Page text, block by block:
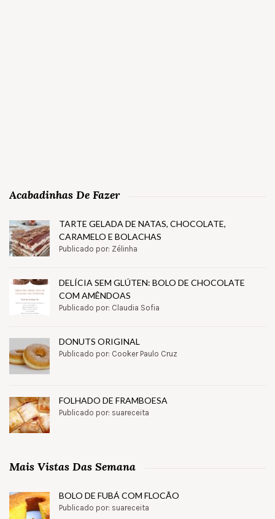
Acabadinhas De Fazer
TARTE GELADA DE NATAS, CHOCOLATE,
CARAMELO E BOLACHAS
Publicado por: Zélinha
DELÍCIA SEM GLÚTEN: BOLO DE CHOCOLATE
COM AMÊNDOAS
Publicado por: Claudia Sofia
DONUTS ORIGINAL
Publicado por: Cooker Paulo Cruz
FOLHADO DE FRAMBOESA
Publicado por: suareceita
Mais Vistas Das Semana
BOLO DE FUBÁ COM FLOCÃO
Publicado por: suareceita